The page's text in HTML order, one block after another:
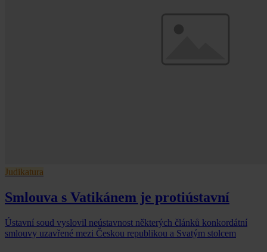
Judikatura
Smlouva s Vatikánem je protiústavní
Ústavní soud vyslovil neústavnost některých článků konkordátní
smlouvy uzavřené mezi Českou republikou a Svatým stolcem